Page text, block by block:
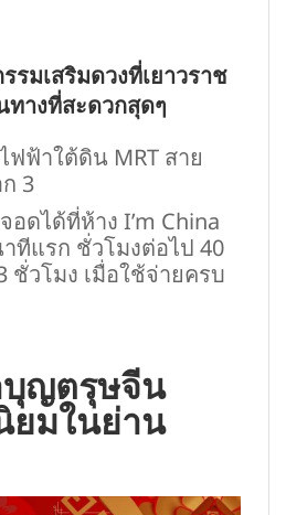
รมเสริมดวงที่เยาวราช
างที่สะดวกสุดๆ
ฟฟ้าใต้ดิน MRT สาย
3
ดได้ที่ห้าง I’m China
ทีแรก ชั่วโมงต่อไป 40
ชั่วโมง เมื่อใช้จ่ายครบ
บุญตรุษจีน
ยมในย่าน